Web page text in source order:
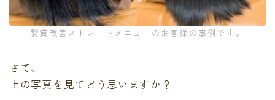
髪質改善ストレートメニューのお客様の事例です。
さて、
上の写真を見てどう思いますか？